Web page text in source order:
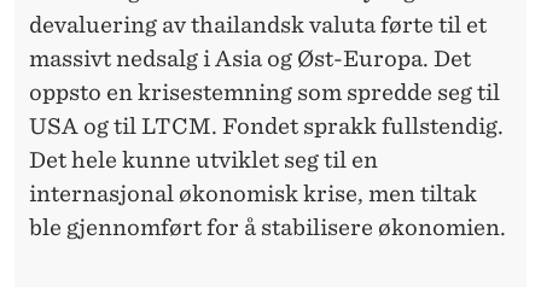
devaluering av thailandsk valuta førte til et
massivt nedsalg i Asia og Øst-Europa. Det
oppsto en krisestemning som spredde seg til
USA og til LTCM. Fondet sprakk fullstendig.
Det hele kunne utviklet seg til en
internasjonal økonomisk krise, men tiltak
ble gjennomført for å stabilisere økonomien.